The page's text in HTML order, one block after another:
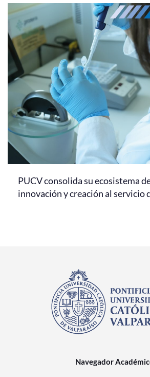
PUCV consolida su ecosistema
innovación y creación al servicio
Navegador